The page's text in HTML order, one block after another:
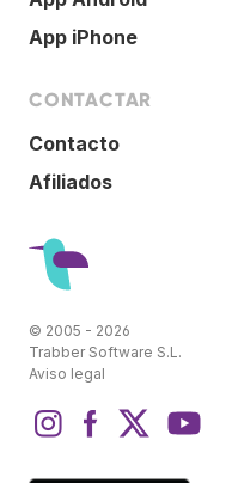
App iPhone
CONTACTAR
Contacto
Afiliados
© 2005 - 2026
Trabber Software S.L.
Aviso legal